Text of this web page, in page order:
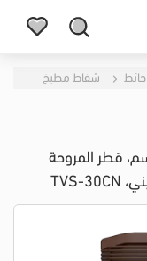
شفاط مطبخ
حائط مطبخ تورنيدو، اطار 35*35 سم، قطر المروحة